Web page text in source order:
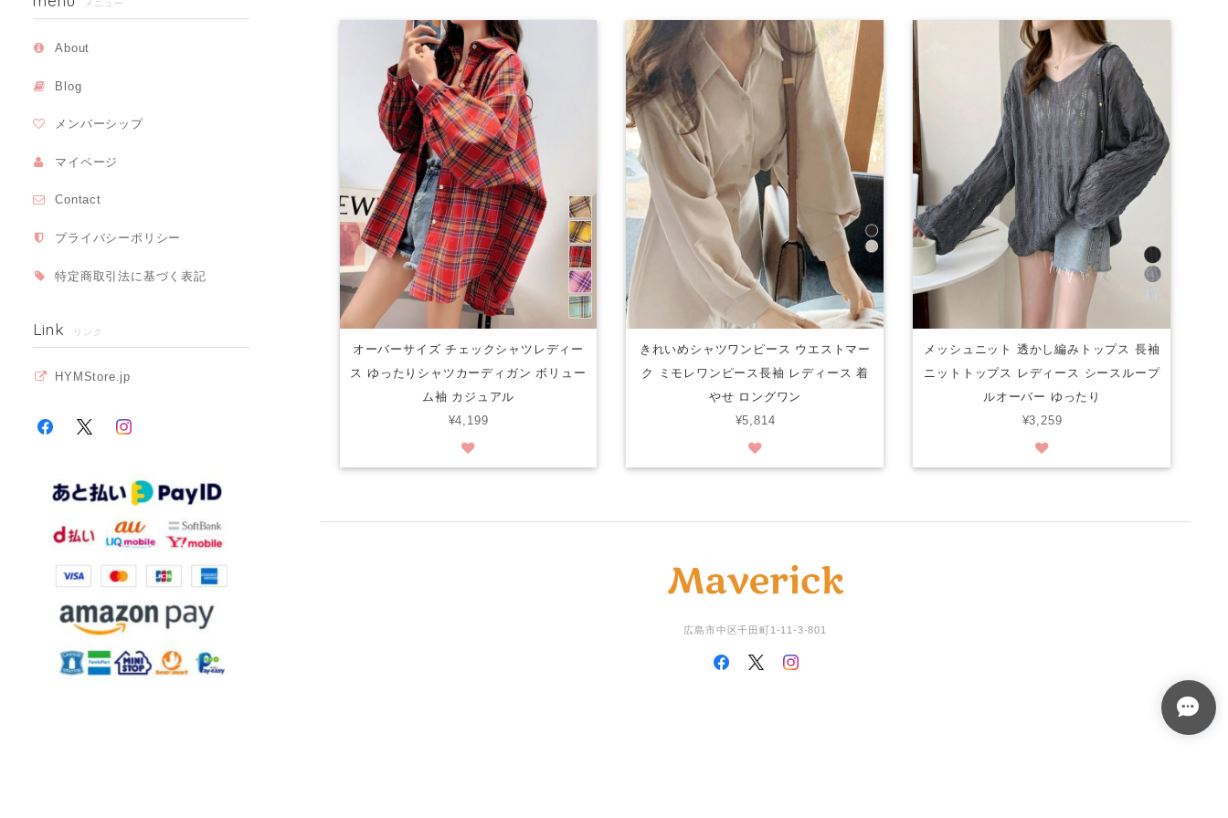
メニュー
About
Blog
メンバーシップ
マイページ
Contact
プライバシーポリシー
特定商取引法に基づく表記
Link リンク
HYMStore.jp
オーバーサイズ チェックシャツレディー
ス ゆったりシャツカーディガン ボリュー
ム袖 カジュアル
¥4,199
きれいめシャツワンピース ウエストマー
ク ミモレワンピース長袖 レディース 着
やせ ロングワン
¥5,814
メッシュニット 透かし編みトップス 長袖
ニットトップス レディース シースループ
ルオーバー ゆったり
¥3,259
広島市中区千田町1-11-3-801